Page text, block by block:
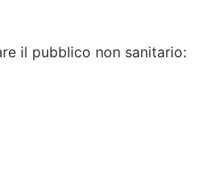
il pubblico non sanitario: